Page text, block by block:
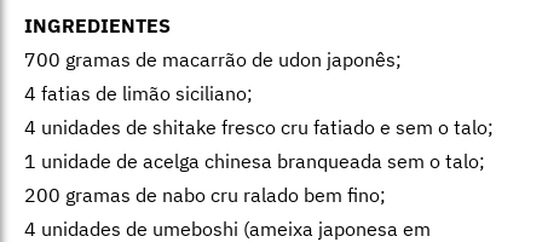
INGREDIENTES
700 gramas de macarrão de udon japonês;
4 fatias de limão siciliano;
4 unidades de shitake fresco cru fatiado e sem o talo;
1 unidade de acelga chinesa branqueada sem o talo;
200 gramas de nabo cru ralado bem fino;
4 unidades de umeboshi (ameixa japonesa em